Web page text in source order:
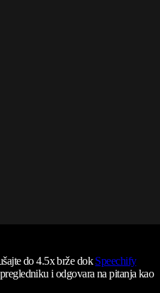
do 4.5x brže dokSpeechify
i odgovara na pitanja kao